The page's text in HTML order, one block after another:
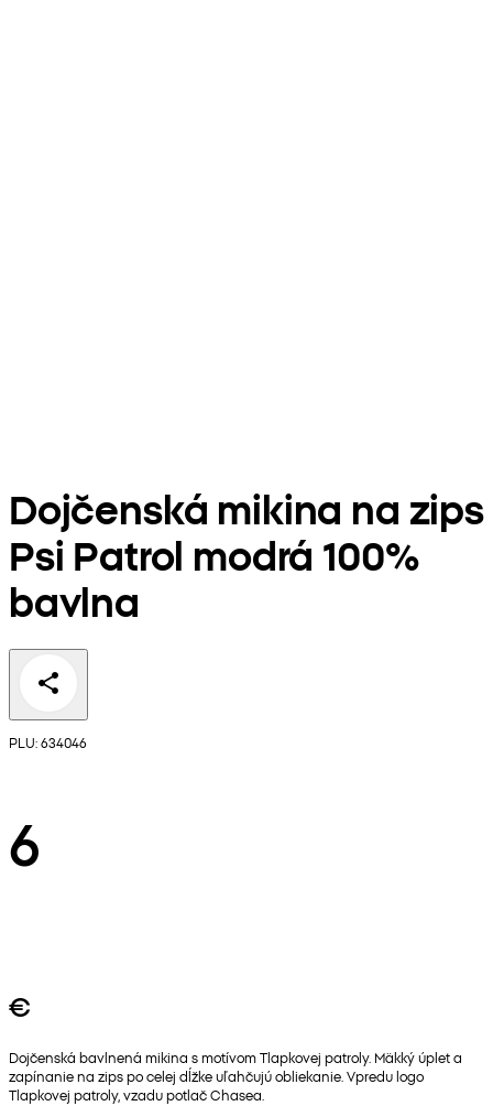
Dojčenská mikina na zips
Psi Patrol modrá 100%
bavlna
PLU: 634046
6
€
Dojčenská bavlnená mikina s motívom Tlapkovej patroly. Mäkký úplet a
zapínanie na zips po celej dĺžke uľahčujú obliekanie. Vpredu logo
Tlapkovej patroly, vzadu potlač Chasea.